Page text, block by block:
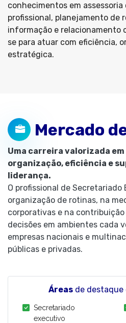
conhecimentos em
profissional, planejamento de
informação e relacionamento
se para atuar com eficiência,
estratégica.
Mercado
Uma carreira valorizada
organização, eficiência e
liderança.
O profissional de
organização de rotinas, na
corporativas e na
decisões em ambientes cada
empresas nacionais e
públicas e privadas.
Áreas de
Secretariado
executivo